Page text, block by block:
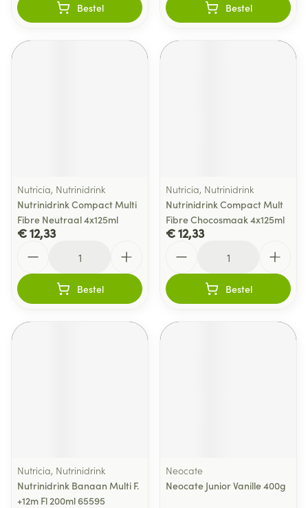
Bestel Bestel
Nutricia, Nutrinidrink
Nutrinidrink Compact Multi
Fibre Neutraal 4x125ml
€ 12,33
Bestel
Nutricia, Nutrinidrink
Nutrinidrink Compact Mult
Fibre Chocosmaak 4x125ml
€ 12,33
Bestel
Nutricia, Nutrinidrink
Nutrinidrink Banaan Multi F.
+12m Fl 200ml 65595
Neocate
Neocate Junior Vanille 400g